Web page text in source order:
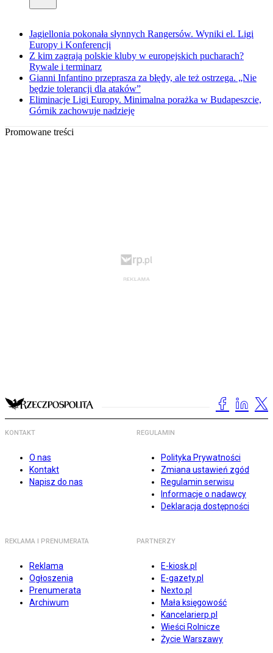
Jagiellonia pokonała słynnych Rangersów. Wyniki el. Ligi
Europy i Konferencji
Z kim zagrają polskie kluby w europejskich pucharach?
Rywale i terminarz
Gianni Infantino przeprasza za błędy, ale też ostrzega. „Nie
będzie tolerancji dla ataków”
Eliminacje Ligi Europy. Minimalna porażka w Budapeszcie,
Górnik zachowuje nadzieję
Promowane treści
KONTAKT
O nas
Kontakt
Napisz do nas
REGULAMIN
Polityka Prywatności
Zmiana ustawień zgód
Regulamin serwisu
Informacje o nadawcy
Deklaracja dostępności
REKLAMA I PRENUMERATA
Reklama
Ogłoszenia
Prenumerata
Archiwum
PARTNERZY
E-kiosk.pl
E-gazety.pl
Nexto.pl
Mała księgowość
Kancelarierp.pl
Wieści Rolnicze
Życie Warszawy